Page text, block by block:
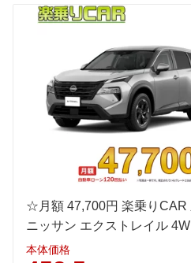
タイヤ
235/55R19 101V
19.7km/L
WLTC/市街地 17.3km/L
WLTC/高速道路 19.7km/L
1015 -
60km定地 -
☆月額 47,700円 楽乗りCAR
ニッサン エクストレイル
1500 S e-4ORCES
本体価格